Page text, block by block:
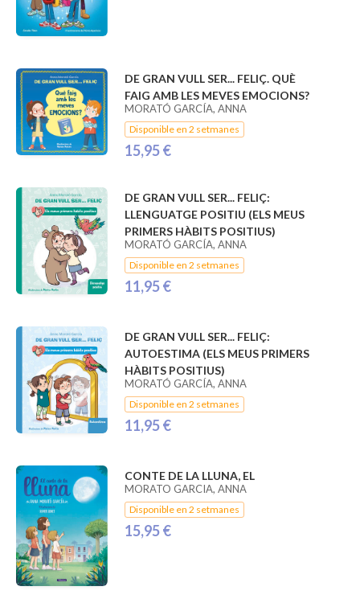
DE GRAN VULL SER... FELIÇ. QUÈ
FAIG AMB LES MEVES EMOCIONS?
MORATÓ GARCÍA, ANNA
Disponible en 2 setmanes
15,95 €
DE GRAN VULL SER... FELIÇ:
LLENGUATGE POSITIU (ELS MEUS
PRIMERS HÀBITS POSITIUS)
MORATÓ GARCÍA, ANNA
Disponible en 2 setmanes
11,95 €
DE GRAN VULL SER... FELIÇ:
AUTOESTIMA (ELS MEUS PRIMERS
HÀBITS POSITIUS)
MORATÓ GARCÍA, ANNA
Disponible en 2 setmanes
11,95 €
CONTE DE LA LLUNA, EL
MORATO GARCIA, ANNA
Disponible en 2 setmanes
15,95 €